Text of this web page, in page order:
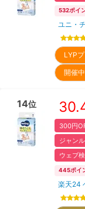
532ポイ
ユニ・
LYP
開催
14位
300円
ジャン
ウェブ
445ポイ
楽天24